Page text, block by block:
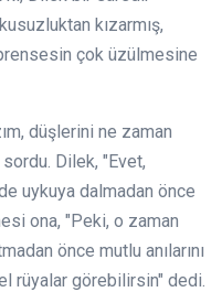
kızarmış,
çok üzülmesine
düşlerini ne zaman
Dilek, "Evet,
uykuya dalmadan önce
ona, "Peki, o zaman
önce mutlu anılarını
rüyalar görebilirsin" dedi.